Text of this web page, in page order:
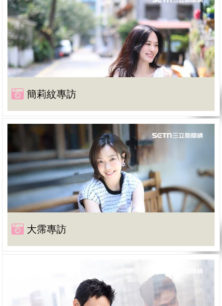
簡莉紋專訪
大霈專訪